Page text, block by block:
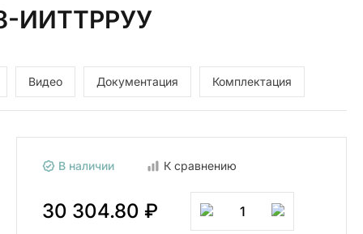
ИИТТРРУУ
Видео Документация Комплектация
В наличии К сравнению
30 304.80 ₽ 1